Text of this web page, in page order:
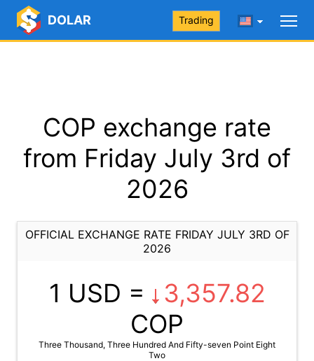
DOLAR Trading
COP exchange rate
from Friday July 3rd of
2026
OFFICIAL EXCHANGE RATE FRIDAY JULY 3RD OF
2026
1 USD =
3,357.82
COP
Three Thousand, Three Hundred And Fifty-seven Point Eight
Two